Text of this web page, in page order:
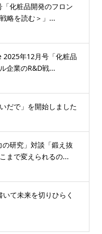
化粧品開発のフロン
略を読む＞」...
年12月号「化粧品
企業のR&D戦...
だで」を開始しました
研究」対談「鍛え抜
まで変えられるの...
て未来を切りひらく